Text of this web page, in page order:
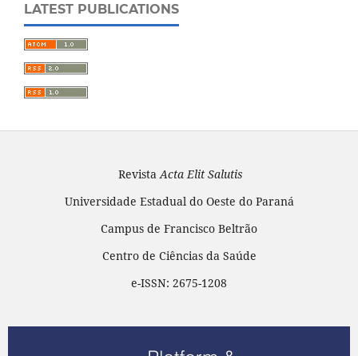
LATEST PUBLICATIONS
RevistaActa Elit Salutis
Universidade Estadual do Oeste do Paraná
Campus de Francisco Beltrão
Centro de Ciências da Saúde
e-ISSN: 2675-1208